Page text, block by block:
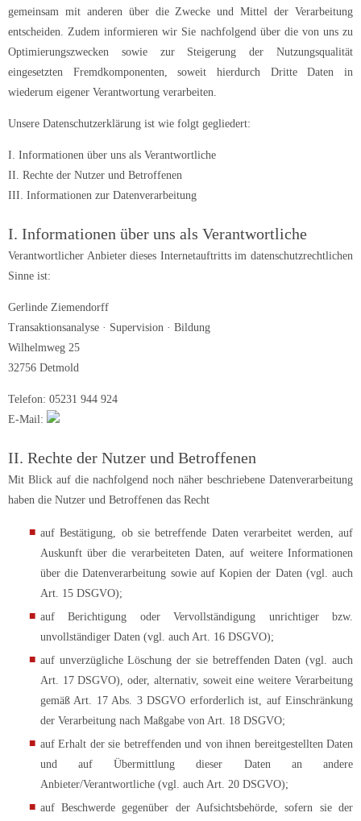
gemeinsam mit anderen über die Zwecke und Mittel der Verarbeitung
entscheiden. Zudem informieren wir Sie nachfolgend über die von uns zu
Optimierungszwecken sowie zur Steigerung der Nutzungsqualität
eingesetzten Fremdkomponenten, soweit hierdurch Dritte Daten in
wiederum eigener Verantwortung verarbeiten.
Unsere Datenschutzerklärung ist wie folgt gegliedert:
I. Informationen über uns als Verantwortliche
II. Rechte der Nutzer und Betroffenen
III. Informationen zur Datenverarbeitung
I. Informationen über uns als Verantwortliche
Verantwortlicher Anbieter dieses Internetauftritts im datenschutzrechtlichen
Sinne ist:
Gerlinde Ziemendorff
Transaktionsanalyse · Supervision · Bildung
Wilhelmweg 25
32756 Detmold
Telefon: 05231 944 924
E-Mail:
II. Rechte der Nutzer und Betroffenen
Mit Blick auf die nachfolgend noch näher beschriebene Datenverarbeitung
haben die Nutzer und Betroffenen das Recht
auf Bestätigung, ob sie betreffende Daten verarbeitet werden, auf
Auskunft über die verarbeiteten Daten, auf weitere Informationen
über die Datenverarbeitung sowie auf Kopien der Daten (vgl. auch
Art. 15 DSGVO);
auf Berichtigung oder Vervollständigung unrichtiger bzw.
unvollständiger Daten (vgl. auch Art. 16 DSGVO);
auf unverzügliche Löschung der sie betreffenden Daten (vgl. auch
Art. 17 DSGVO), oder, alternativ, soweit eine weitere Verarbeitung
gemäß Art. 17 Abs. 3 DSGVO erforderlich ist, auf Einschränkung
der Verarbeitung nach Maßgabe von Art. 18 DSGVO;
auf Erhalt der sie betreffenden und von ihnen bereitgestellten Daten
und auf Übermittlung dieser Daten an andere
Anbieter/Verantwortliche (vgl. auch Art. 20 DSGVO);
auf Beschwerde gegenüber der Aufsichtsbehörde, sofern sie der